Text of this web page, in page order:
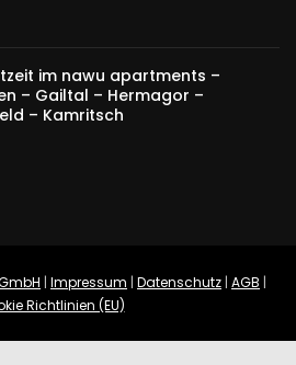
im nawu apartments –
– Gailtal – Hermagor –
– Kamritsch
| Impressum | Datenschutz | AGB |
Richtlinien (EU)